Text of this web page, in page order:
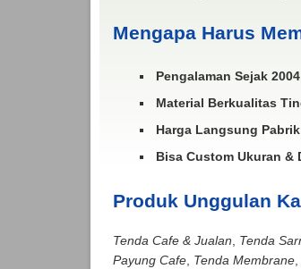
Mengapa Harus
Pengalaman Sejak
Material Berkualitas
Harga Langsung
Bisa Custom Ukuran &
Produk Unggulan
Tenda Cafe & Jualan Tenda
Payung Cafe, Tenda Membrane,